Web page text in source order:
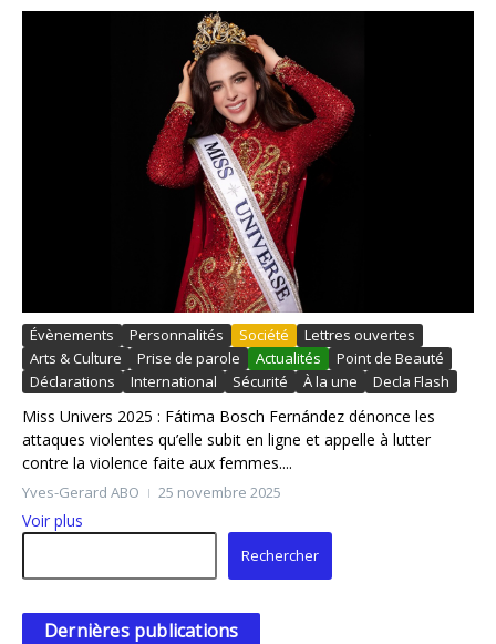
Évènements Personnalités Société
Lettres ouvertes
Arts & Culture
Prise de parole Actualités
Point de Beauté
Déclarations
International Sécurité À la une Decla Flash
Miss Univers 2025 : Fátima Bosch Fernández dénonce les
attaques violentes qu’elle subit en ligne et appelle à lutter
contre la violence faite aux femmes....
Yves-Gerard ABO 25 novembre 2025
Voir plus
Rechercher
Rechercher
Dernières publications